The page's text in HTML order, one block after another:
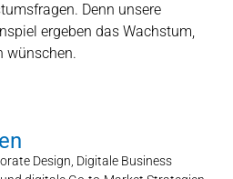
Denn unsere
ergeben das Wachstum,
wünschen.
Design, Digitale Business